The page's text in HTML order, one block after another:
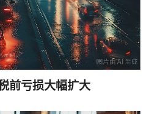
前亏损大幅扩大